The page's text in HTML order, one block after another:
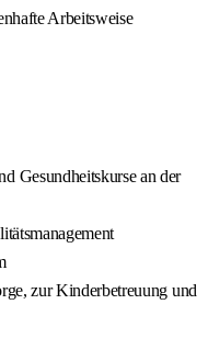
Arbeitsweise
Gesundheitskurse an der
zur Kinderbetreuung und